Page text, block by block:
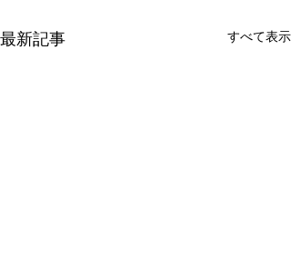
最新記事 すべて表示